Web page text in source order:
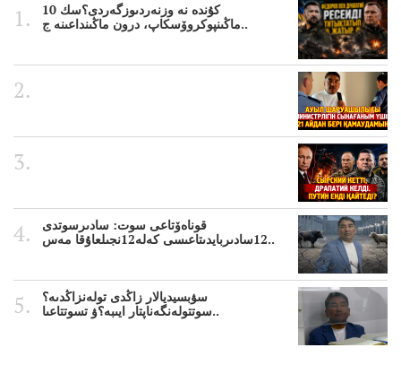
10 كۇندە نە وزنەردىوزگەردى؟سك
ماڭىنپوكروۆسكاپ، درون ماڭىنداعىنە ج..
قوناەۆتاعى سوت: سادىرسوتدى
12سادىربايدىتاعىسى كەلە12نجىلعاۇقا مەس..
سۋبسيديالار زاڭدى تولەنزاڭدىە؟
سوتتولەنگەناپتار ايىبە؟ۋ تسوتتاعىا..